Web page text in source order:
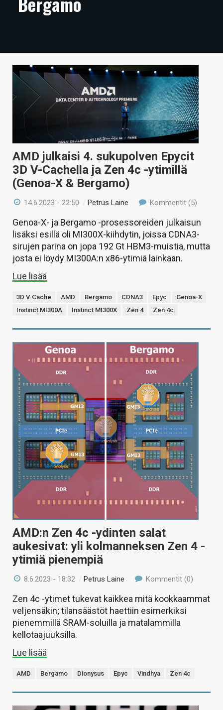
ARTIKKELIT
TECHBBS
TIETOA
HINTA.FI
KAUPPA
VAIHDA TEEMA
HAKU
AMD julkaisi 4. sukupolven Epycit
3D V-Cachella ja Zen 4c -ytimillä
(Genoa-X & Bergamo)
14.6.2023 - 22:50 /Petrus Laine Kommentit (5)
Genoa-X- ja Bergamo -prosessoreiden julkaisun
lisäksi esillä oli MI300X-kiihdytin, joissa CDNA3-
sirujen parina on jopa 192 Gt HBM3-muistia, mutta
josta ei löydy MI300A:n x86-ytimiä lainkaan.
Lue lisää
3D V-Cache AMD Bergamo CDNA3 Epyc
Genoa-X
Instinct MI300A
Instinct MI300X Zen 4 Zen 4c
AMD:n Zen 4c -ydinten salat
aukesivat: yli kolmanneksen Zen 4 -
ytimiä pienempiä
8.6.2023 - 18:32 /Petrus Laine Kommentit (0)
Zen 4c -ytimet tukevat kaikkea mitä kookkaammat
veljensäkin; tilansäästöt haettiin esimerkiksi
pienemmillä SRAM-soluilla ja matalammilla
kellotaajuuksilla.
Lue lisää
AMD Bergamo Dionysus Epyc Vindhya Zen 4c